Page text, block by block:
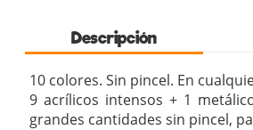
Descripción
10 colores. Sin pincel. En
9 acrílicos intensos + 1
grandes cantidades sin pincel,